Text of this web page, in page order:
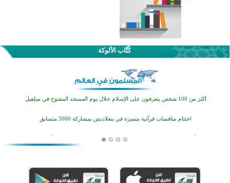
كُتَّاب الألوكة
القرآن والتربية في صدارة البرامج الصيفية للمسلمين في بينزا وساراتوف وموردوفيا هذا العام
اختتام الدورة التاسعة لمسابقة حفظ وتلاوة القرآن الكريم في أزناكاييف
أكثر من 100 شخص يتعرفون على الإسلام خلال يوم المسجد المفتوح في ميلفيل
اختتام منافسات قرآنية متميزة في بنغلاديش بمشاركة 3000 متسابق
منطقة ريبوفسي تحتفل بميلاد مسجد جديد في أجواء إيمانية مميزة